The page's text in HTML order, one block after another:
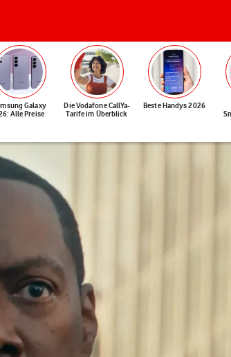
Galaxy
Alle Preise
Die Vodafone CallYa-
Tarife im Überblick
Beste Handys 2026